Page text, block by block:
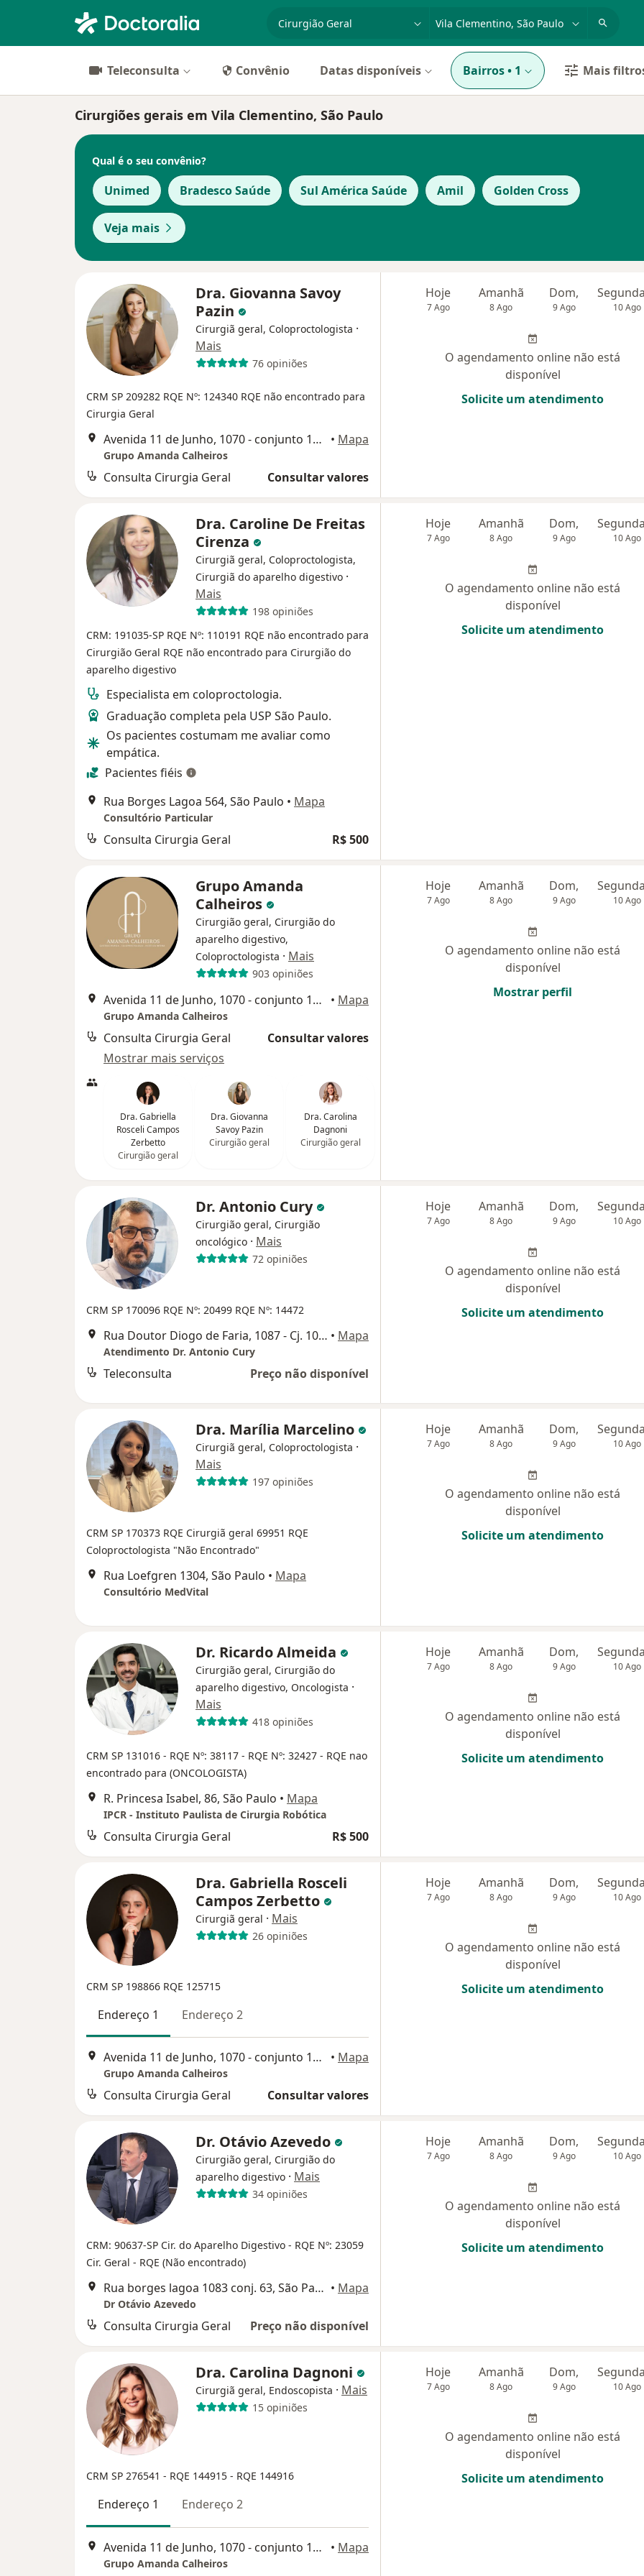
Teleconsulta Convênio Datas disponíveis Bairros• 1 Mais
Cirurgiões gerais em Vila Clementino, São Paulo
Qual é o seu convênio?
Unimed Bradesco Saúde Sul América Saúde Amil Golden Cross
Veja mais
Dra. Giovanna Savoy
Pazin
Cirurgiã geral, Coloproctologista ·
Mais
76 opiniões
CRM SP 209282 RQE Nº: 124340 RQE não encontrado para
Cirurgia Geral
Avenida 11 de Junho, 1070 - conjunto 1203, São Paulo • Mapa
Grupo Amanda Calheiros
Consulta Cirurgia Geral Consultar valores
Hoje
7 Ago
Amanhã
8 Ago
Dom,
9 Ago 10 Ago
O agendamento online não está
disponível
Solicite um atendimento
Dra. Caroline De Freitas
Cirenza
Cirurgiã geral, Coloproctologista,
Cirurgiã do aparelho digestivo ·
Mais
198 opiniões
CRM: 191035-SP RQE Nº: 110191 RQE não encontrado para
Cirurgião Geral RQE não encontrado para Cirurgião do
aparelho digestivo
Especialista em coloproctologia.
Graduação completa pela USP São Paulo.
Os pacientes costumam me avaliar como
empática.
Pacientes fiéis
Rua Borges Lagoa 564, São Paulo • Mapa
Consultório Particular
Consulta Cirurgia Geral R$ 500
Hoje
7 Ago
Amanhã
8 Ago
Dom,
9 Ago 10 Ago
O agendamento online não está
disponível
Solicite um atendimento
Grupo Amanda
Calheiros
Cirurgião geral, Cirurgião do
aparelho digestivo,
Coloproctologista · Mais
903 opiniões
Avenida 11 de Junho, 1070 - conjunto 1203, São Paulo • Mapa
Grupo Amanda Calheiros
Consulta Cirurgia Geral
Consultar valores
Mostrar mais serviços
Dra. Gabriella
Rosceli Campos
Zerbetto
Cirurgião geral
Dra. Giovanna
Savoy Pazin
Cirurgião geral
Dra. Carolina
Dagnoni
Cirurgião geral
Hoje
7 Ago
Amanhã
8 Ago
Dom,
9 Ago 10 Ago
O agendamento online não está
disponível
Mostrar perfil
Dr. Antonio Cury
Cirurgião geral, Cirurgião
oncológico · Mais
72 opiniões
CRM SP 170096 RQE Nº: 20499 RQE Nº: 14472
Rua Doutor Diogo de Faria, 1087 - Cj. 1054 - Vila Clementino, São Paulo • Mapa
Atendimento Dr. Antonio Cury
Teleconsulta Preço não disponível
Hoje
7 Ago
Amanhã
8 Ago
Dom,
9 Ago 10 Ago
O agendamento online não está
disponível
Solicite um atendimento
Dra. Marília Marcelino
Cirurgiã geral, Coloproctologista ·
Mais
197 opiniões
CRM SP 170373 RQE Cirurgiã geral 69951 RQE
Coloproctologista "Não Encontrado"
Rua Loefgren 1304, São Paulo • Mapa
Consultório MedVital
Hoje
7 Ago
Amanhã
8 Ago
Dom,
9 Ago 10 Ago
O agendamento online não está
disponível
Solicite um atendimento
Dr. Ricardo Almeida
Cirurgião geral, Cirurgião do
aparelho digestivo, Oncologista ·
Mais
418 opiniões
CRM SP 131016 - RQE Nº: 38117 - RQE Nº: 32427 - RQE nao
encontrado para (ONCOLOGISTA)
R. Princesa Isabel, 86, São Paulo • Mapa
IPCR - Instituto Paulista de Cirurgia Robótica
Consulta Cirurgia Geral R$ 500
Hoje
7 Ago
Amanhã
8 Ago
Dom,
9 Ago 10 Ago
O agendamento online não está
disponível
Solicite um atendimento
Dra. Gabriella Rosceli
Campos Zerbetto
Cirurgiã geral · Mais
26 opiniões
CRM SP 198866 RQE 125715
Endereço 1 Endereço 2
Avenida 11 de Junho, 1070 - conjunto 1203, São Paulo • Mapa
Grupo Amanda Calheiros
Consulta Cirurgia Geral Consultar valores
Hoje
7 Ago
Amanhã
8 Ago
Dom,
9 Ago 10 Ago
O agendamento online não está
disponível
Solicite um atendimento
Dr. Otávio Azevedo
Cirurgião geral, Cirurgião do
aparelho digestivo · Mais
34 opiniões
CRM: 90637-SP Cir. do Aparelho Digestivo - RQE Nº: 23059
Cir. Geral - RQE (Não encontrado)
Rua borges lagoa 1083 conj. 63, São Paulo • Mapa
Dr Otávio Azevedo
Consulta Cirurgia Geral Preço não disponível
Hoje
7 Ago
Amanhã
8 Ago
Dom,
9 Ago 10 Ago
O agendamento online não está
disponível
Solicite um atendimento
Dra. Carolina Dagnoni
Cirurgiã geral, Endoscopista · Mais
15 opiniões
CRM SP 276541 - RQE 144915 - RQE 144916
Endereço 1 Endereço 2
Avenida 11 de Junho, 1070 - conjunto 1203, São Paulo • Mapa
Grupo Amanda Calheiros
Hoje
7 Ago
Amanhã
8 Ago
Dom,
9 Ago 10 Ago
O agendamento online não está
disponível
Solicite um atendimento